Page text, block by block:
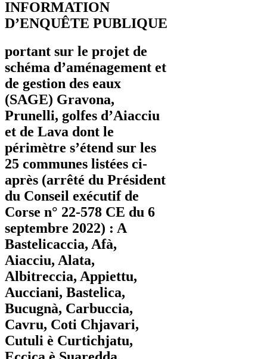
INFORMATION
D’ENQUÊTE PUBLIQUE
portant sur le projet de
schéma d’aménagement et
de gestion des eaux
(SAGE) Gravona,
Prunelli, golfes d’Aiacciu
et de Lava dont le
périmètre s’étend sur les
25 communes listées ci-
après (arrêté du Président
du Conseil exécutif de
Corse n° 22-578 CE du 6
septembre 2022) : A
Bastelicaccia, Afà,
Aiacciu, Alata,
Albitreccia, Appiettu,
Aucciani, Bastelica,
Bucugnà, Carbuccia,
Cavru, Coti Chjavari,
Cutuli è Curtichjatu,